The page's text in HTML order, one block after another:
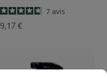
7 avis
9,17 €